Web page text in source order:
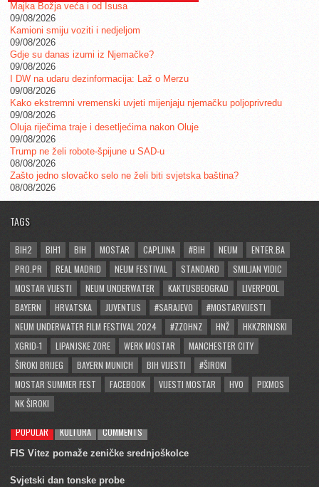
Majka Božja veća i od Isusa
09/08/2026
Kamioni smiju voziti i nedjeljom
09/08/2026
Gdje su danas izumi iz Njemačke?
09/08/2026
I DW na udaru dezinformacija: Laž o Merzu
09/08/2026
Kako ekstremni vremenski uvjeti mijenjaju njemačku poljoprivredu
09/08/2026
Oluja riječima traje i desetljećima nakon Oluje
09/08/2026
Trump ne želi robote-špijune u SAD-u
08/08/2026
Zašto jedno slovačko selo ne želi biti svjetska baština?
08/08/2026
TAGS
BIH2 BIH1 BIH MOSTAR CAPLJINA #BIH NEUM
ENTER.BA
PRO.PR
REAL MADRID NEUM FESTIVAL STANDARD
SMILJAN VIDIC
MOSTAR VIJESTI
NEUM UNDERWATER KAKTUSBEOGRAD
LIVERPOOL
BAYERN
HRVATSKA JUVENTUS #SARAJEVO
#MOSTARVIJESTI
NEUM UNDERWATER FILM FESTIVAL 2024
#ZZOHNZ HNŽ
HKKZRINJSKI
XGRID-1
LIPANJSKE ZORE WERK MOSTAR
MANCHESTER CITY
ŠIROKI BRIJEG
BAYERN MUNICH BIH VIJESTI
#ŠIROKI
MOSTAR SUMMER FEST
FACEBOOK VIJESTI MOSTAR HVO
PIXMOS
NK ŠIROKI
POPULAR KULTURA COMMENTS
FIS Vitez pomaže zeničke srednjoškolce
Svjetski dan tonske probe